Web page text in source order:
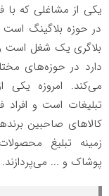
یکی از مشاغلی که با
در حوزه بلاگینگ
بلاگری یک شغل است
دارد در حوزه‌های
می‌کند. امروزه یکی
تبلیغات است و افراد
کالاهای صاحبین
زمینه تبلیغ
پوشاک و ... می‌پردازند.